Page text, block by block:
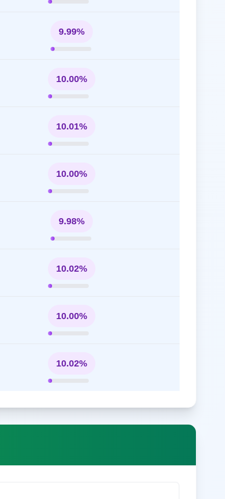
9.99%
10.00%
10.01%
10.00%
9.98%
10.02%
10.00%
10.02%